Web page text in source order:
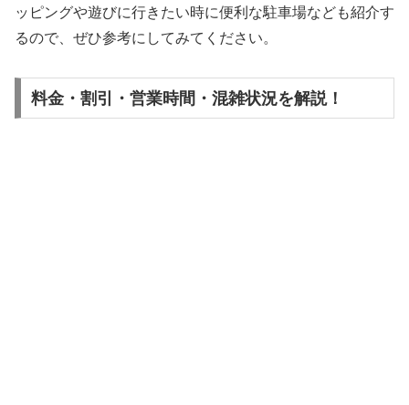
ッピングや遊びに行きたい時に便利な駐車場なども紹介す
るので、ぜひ参考にしてみてください。
料金・割引・営業時間・混雑状況を解説！